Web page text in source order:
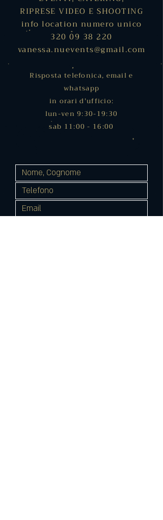
RIPRESE VIDEO E SHOOTING
info location numero unico
320 09 38 220
vanessa.nuevents@gmail.com
Risposta telefonica, email e
whatsapp
in orari d'ufficio:
lun-ven 9:30-19:30
sab 11:00 - 16:00